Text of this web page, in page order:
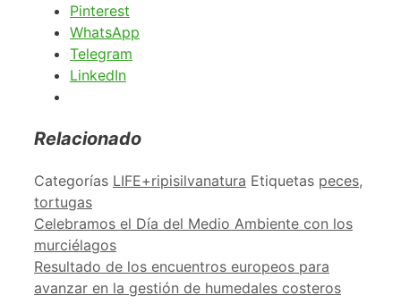
Pinterest
WhatsApp
Telegram
LinkedIn
Relacionado
Categorías LIFE+ripisilvanatura Etiquetas peces,
tortugas
Celebramos el Día del Medio Ambiente con los
murciélagos
Resultado de los encuentros europeos para
avanzar en la gestión de humedales costeros